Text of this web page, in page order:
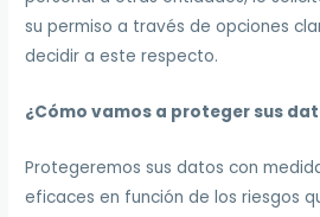
su permiso a través de opciones
decidir a este respecto.
¿Cómo vamos a proteger sus
Protegeremos sus datos con
eficaces en función de los riesgos